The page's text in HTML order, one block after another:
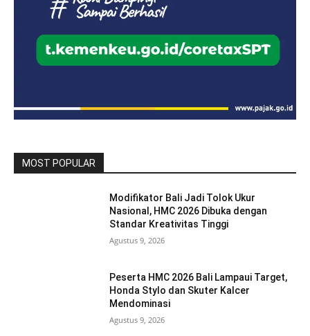
MOST POPULAR
Modifikator Bali Jadi Tolok Ukur
Nasional, HMC 2026 Dibuka dengan
Standar Kreativitas Tinggi
Agustus 9, 2026
Peserta HMC 2026 Bali Lampaui Target,
Honda Stylo dan Skuter Kalcer
Mendominasi
Agustus 9, 2026